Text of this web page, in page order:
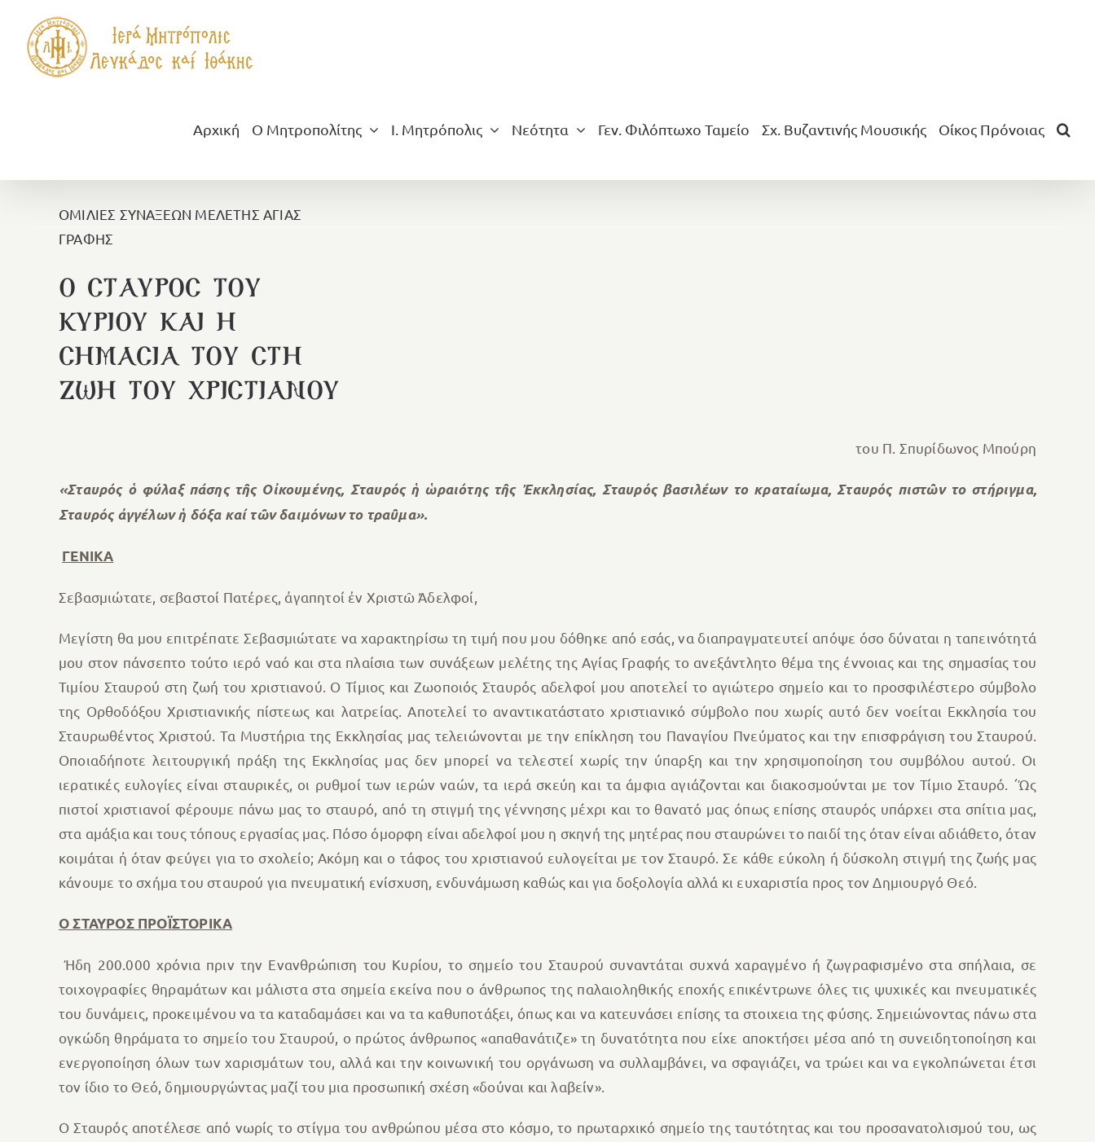
περιεχόμενο
Αρχική Ο Μητροπολίτης Ι. Μητρόπολις Νεότητα Γεν. Φιλόπτωχο Ταμείο Σχ. Βυζαντινής Μουσικής Οίκος Πρόνοιας
ΟΜΙΛΙΕΣ ΣΥΝΑΞΕΩΝ ΜΕΛΕΤΗΣ ΑΓΙΑΣ
ΓΡΑΦΗΣ
Ο ΣΤΑΥΡΟΣ ΤΟΥ
ΚΥΡΙΟΥ ΚΑΙ Η
ΣΗΜΑΣΙΑ ΤΟΥ ΣΤΗ
ΖΩΗ ΤΟΥ ΧΡΙΣΤΙΑΝΟΥ
του Π. Σπυρίδωνος Μπούρη
«Σταυρός ὁ φύλαξ πάσης τῆς Οἰκουμένης, Σταυρός ἡ ὡραιότης τῆς Ἐκκλησίας, Σταυρός βασιλέων το κραταίωμα, Σταυρός πιστῶν το στήριγμα,
Σταυρός ἀγγέλων ἡ δόξα καί τῶν δαιμόνων το τραῦμα».
ΓΕΝΙΚΑ
Σεβασμιώτατε, σεβαστοί Πατέρες, ἀγαπητοί ἐν Χριστῶ Ἀδελφοί,
Μεγίστη θα μου επιτρέπατε Σεβασμιώτατε να χαρακτηρίσω τη τιμή που μου δόθηκε από εσάς, να διαπραγματευτεί απόψε όσο δύναται η ταπεινότητά
μου στον πάνσεπτο τούτο ιερό ναό και στα πλαίσια των συνάξεων μελέτης της Αγίας Γραφής το ανεξάντλητο θέμα της έννοιας και της σημασίας του
Τιμίου Σταυρού στη ζωή του χριστιανού. Ο Τίμιος και Ζωοποιός Σταυρός αδελφοί μου αποτελεί το αγιώτερο σημείο και το προσφιλέστερο σύμβολο
της Ορθοδόξου Χριστιανικής πίστεως και λατρείας. Αποτελεί το αναντικατάστατο χριστιανικό σύμβολο που χωρίς αυτό δεν νοείται Εκκλησία του
Σταυρωθέντος Χριστού. Τα Μυστήρια της Εκκλησίας μας τελειώνονται με την επίκληση του Παναγίου Πνεύματος και την επισφράγιση του Σταυρού.
Οποιαδήποτε λειτουργική πράξη της Εκκλησίας μας δεν μπορεί να τελεστεί χωρίς την ύπαρξη και την χρησιμοποίηση του συμβόλου αυτού. Οι
ιερατικές ευλογίες είναι σταυρικές, οι ρυθμοί των ιερών ναών, τα ιερά σκεύη και τα άμφια αγιάζονται και διακοσμούνται με τον Τίμιο Σταυρό. ΄Ώς
πιστοί χριστιανοί φέρουμε πάνω μας το σταυρό, από τη στιγμή της γέννησης μέχρι και το θανατό μας όπως επίσης σταυρός υπάρχει στα σπίτια μας,
στα αμάξια και τους τόπους εργασίας μας. Πόσο όμορφη είναι αδελφοί μου η σκηνή της μητέρας που σταυρώνει το παιδί της όταν είναι αδιάθετο, όταν
κοιμάται ἠ όταν φεύγει για το σχολείο; Ακόμη και ο τάφος του χριστιανού ευλογείται με τον Σταυρό. Σε κάθε εύκολη ή δύσκολη στιγμή της ζωής μας
κάνουμε το σχήμα του σταυρού για πνευματική ενίσχυση, ενδυνάμωση καθώς και για δοξολογία αλλά κι ευχαριστία προς τον Δημιουργό Θεό.
Ο ΣΤΑΥΡΟΣ ΠΡΟΪΣΤΟΡΙΚΑ
Ήδη 200.000 χρόνια πριν την Ενανθρώπιση του Κυρίου, το σημείο του Σταυρού συναντάται συχνά χαραγμένο ή ζωγραφισμένο στα σπήλαια, σε
τοιχογραφίες θηραμάτων και μάλιστα στα σημεία εκείνα που ο άνθρωπος της παλαιοληθικής εποχής επικέντρωνε όλες τις ψυχικές και πνευματικές
του δυνάμεις, προκειμένου να τα καταδαμάσει και να τα καθυποτάξει, όπως και να κατευνάσει επίσης τα στοιχεια της φύσης. Σημειώνοντας πάνω στα
ογκώδη θηράματα το σημείο του Σταυρού, ο πρώτος άνθρωπος «απαθανάτιζε» τη δυνατότητα που είχε αποκτήσει μέσα από τη συνειδητοποίηση και
ενεργοποίηση όλων των χαρισμάτων του, αλλά και την κοινωνική του οργάνωση να συλλαμβάνει, να σφαγιάζει, να τρώει και να εγκολπώνεται έτσι
τον ίδιο το Θεό, δημιουργώντας μαζί του μια προσωπική σχέση «δούναι και λαβείν».
Ο Σταυρός αποτέλεσε από νωρίς το στίγμα του ανθρώπου μέσα στο κόσμο, το πρωταρχικό σημείο της ταυτότητας και του προσανατολισμού του, ως